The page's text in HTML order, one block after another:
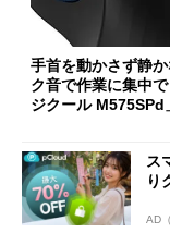
手首を動かさず静
ク音で作業に集中
ジクール M575SPd
ス
り
AD